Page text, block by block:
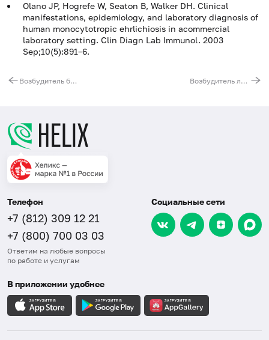
Olano JP, Hogrefe W, Seaton B, Walker DH. Clinical
manifestations, epidemiology, and laboratory diagnosis of
human monocytotropic ehrlichiosis in acommercial
laboratory setting. Clin Diagn Lab Immunol. 2003
Sep;10(5):891–6.
Возбудитель болезни Лайма (Borrelia burgdorferi s.l.), ДНК [реал-тайм ПЦР] Возбудитель лептоспироза (Leptospira), ДНК [реал-тайм ПЦР]
Телефон
+7 (812) 309 12 21
+7 (800) 700 03 03
Ответим на любые вопросы
по работе и услугам
Социальные сети
В приложении удобнее